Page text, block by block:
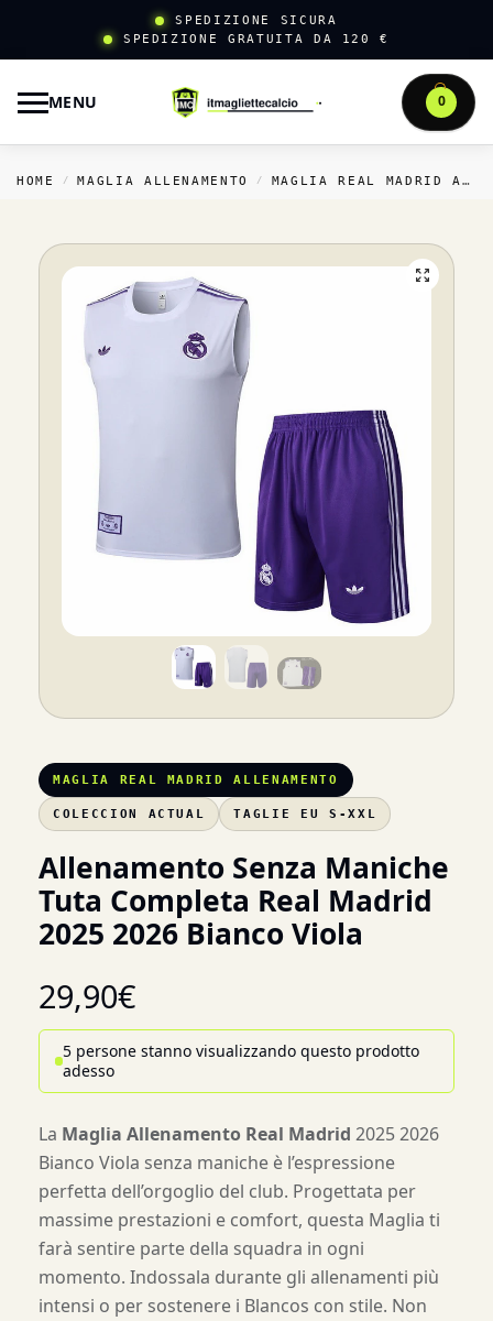
SPEDIZIONE SICURA
SPEDIZIONE GRATUITA DA 120 €
MENU 0
HOME / MAGLIA ALLENAMENTO / MAGLIA REAL MADRID ALLENAMENTO
MAGLIA REAL MADRID ALLENAMENTO
COLECCION ACTUAL TAGLIE EU S-XXL
Allenamento Senza Maniche
Tuta Completa Real Madrid
2025 2026 Bianco Viola
29,90€
5 persone stanno visualizzando questo prodotto
adesso
La Maglia Allenamento Real Madrid 2025 2026
Bianco Viola senza maniche è l’espressione
perfetta dell’orgoglio del club. Progettata per
massime prestazioni e comfort, questa Maglia ti
farà sentire parte della squadra in ogni
momento. Indossala durante gli allenamenti più
intensi o per sostenere i Blancos con stile. Non